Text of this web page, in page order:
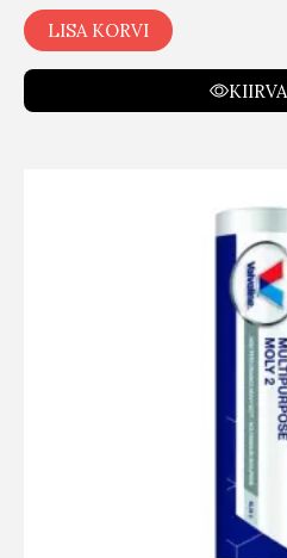
LISA KORVI